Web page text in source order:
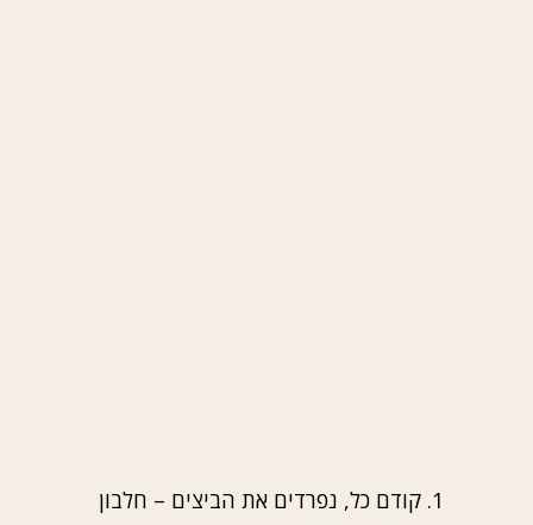
קודם כל, נפרדים את הביצים – חלבון